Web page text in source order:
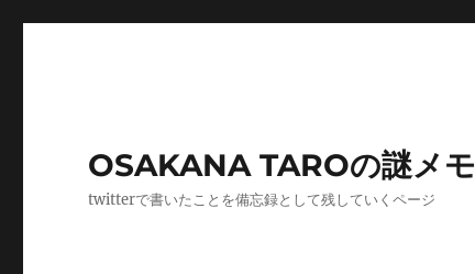
OSAKANA TAROの謎メモ
twitterで書いたことを備忘録として残していくページ